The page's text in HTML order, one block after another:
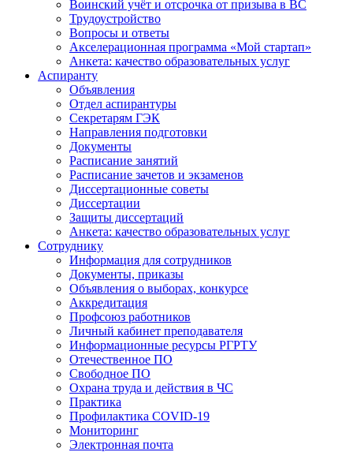
Воинский учёт и отсрочка от призыва в ВС
Трудоустройство
Вопросы и ответы
Акселерационная программа «Мой стартап»
Анкета: качество образовательных услуг
Аспиранту
Объявления
Отдел аспирантуры
Секретарям ГЭК
Направления подготовки
Документы
Расписание занятий
Расписание зачетов и экзаменов
Диссертационные советы
Диссертации
Защиты диссертаций
Анкета: качество образовательных услуг
Сотруднику
Информация для сотрудников
Документы, приказы
Объявления о выборах, конкурсе
Аккредитация
Профсоюз работников
Личный кабинет преподавателя
Информационные ресурсы РГРТУ
Отечественное ПО
Свободное ПО
Охрана труда и действия в ЧС
Практика
Профилактика COVID-19
Мониторинг
Электронная почта